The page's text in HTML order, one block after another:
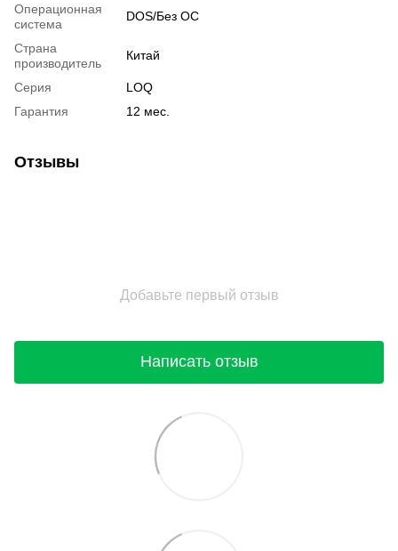
Операционная
система
DOS/Без ОС
Страна
производитель
Китай
Серия
LOQ
Гарантия
12 мес.
Отзывы
Добавьте первый отзыв
Написать отзыв